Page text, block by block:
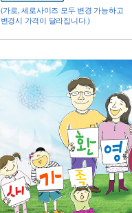
(가로, 세로사이즈 모두 변경 가능하고
변경시 가격이 달라집니다.)